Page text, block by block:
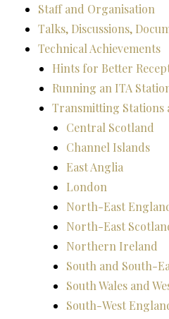
Staff and Organisation
Talks, Discussions,
Technical Achievements
Hints for Better
Running an ITA
Transmitting Stations
Central Scotland
Channel Islands
East Anglia
London
North-East
North-East
Northern Ireland
South and South-
South Wales and
South-West